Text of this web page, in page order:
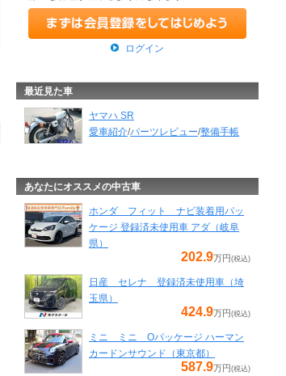
ログイン
最近見た車
ヤマハ SR
愛車紹介/パーツレビュー/整備手帳
あなたにオススメの中古車
ホンダ フィット ナビ装着用パッ
ケージ 登録済未使用車 アダ（岐阜
県）
202.9万円 (税込)
日産 セレナ 登録済未使用車（埼
玉県）
424.9万円 (税込)
ミニ ミニ Oパッケージ ハーマン
カードンサウンド（東京都）
587.9万円 (税込)